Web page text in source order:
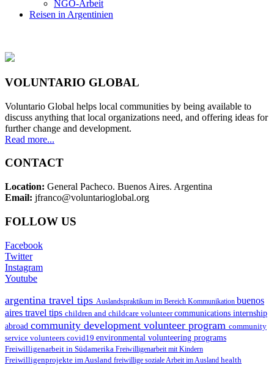
NGO-Arbeit
Reisen in Argentinien
VOLUNTARIO GLOBAL
Voluntario Global helps local communities by being available to
discuss anything that local organizations need, and offering ideas for
further change and development.
Read more...
CONTACT
Location: General Pacheco. Buenos Aires. Argentina
Email: jfranco@voluntarioglobal.org
FOLLOW US
Facebook
Twitter
Instagram
Youtube
argentina travel tips Auslandspraktikum im Bereich Kommunikation buenos
aires travel tips children and childcare volunteercommunications internship
abroad community development volunteer program community
service volunteers covid19 environmental volunteering programs
Freiwilligenarbeit in Südamerika Freiwilligenarbeit mit Kindern
Freiwilligenprojekte im Ausland freiwillige soziale Arbeit im Ausland health